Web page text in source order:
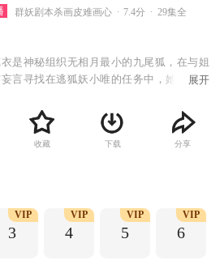
群妖剧本杀画皮难画心 7.4分 29集全
衣是神秘组织无相月最小的九尾狐，在与姐
妄言寻找在逃狐妖小唯的任务中，她潜入洛
、侍鳞宗法师寄灵与厉劫。在找寻真相的
，他们既有试探也有合作，但他们背后的
不相同，在一次又一次对龙神之力的争夺
问。
展开
收藏 下载 分享
3
VIP
4
VIP
5
VIP
6
VIP